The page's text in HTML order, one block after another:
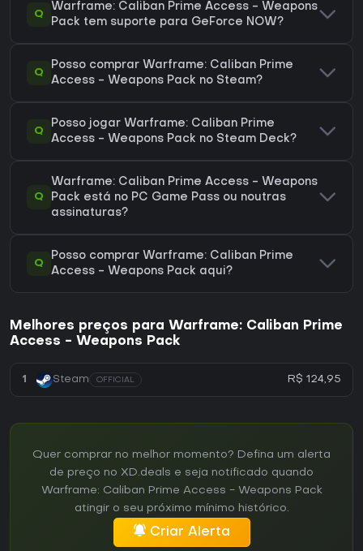
Q
Warframe: Caliban Prime Access - Weapons
Pack tem suporte para GeForce NOW?
Q
Posso comprar Warframe: Caliban Prime
Access - Weapons Pack no Steam?
Q
Posso jogar Warframe: Caliban Prime
Access - Weapons Pack no Steam Deck?
Q
Warframe: Caliban Prime Access - Weapons
Pack está no PC Game Pass ou noutras
assinaturas?
Q
Posso comprar Warframe: Caliban Prime
Access - Weapons Pack aqui?
Melhores preços para Warframe: Caliban Prime
Access - Weapons Pack
1 Steam OFFICIAL R$ 124,95
Quer comprar no melhor momento? Defina um alerta
de preço no XD.deals e seja notificado quando
Warframe: Caliban Prime Access - Weapons Pack
atingir o seu próximo mínimo histórico.
Criar Alerta